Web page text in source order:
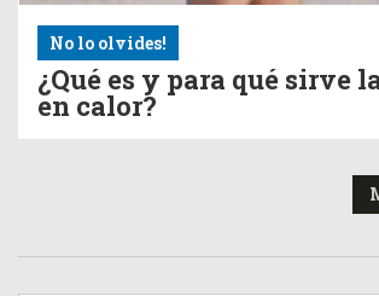
No lo olvides!
¿Qué es y para qué sirve
en calor?